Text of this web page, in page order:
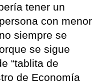
tener un
con menor
siempre se
se sigue
“tablita de
de Economía